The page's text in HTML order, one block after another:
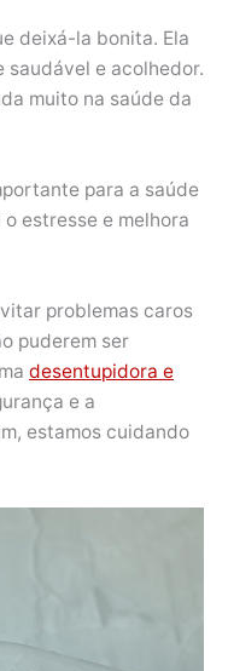
deixá-la bonita. Ela
saudável e acolhedor.
muito na saúde da
para a saúde
estresse e melhora
problemas caros
puderem ser
desentupidora e
e a
estamos cuidando